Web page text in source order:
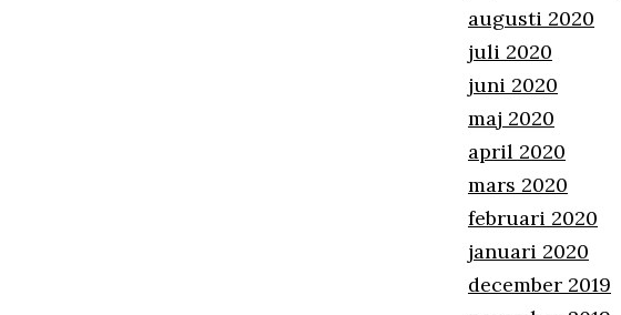
augusti 2020
juli 2020
juni 2020
maj 2020
april 2020
mars 2020
februari 2020
januari 2020
december 2019